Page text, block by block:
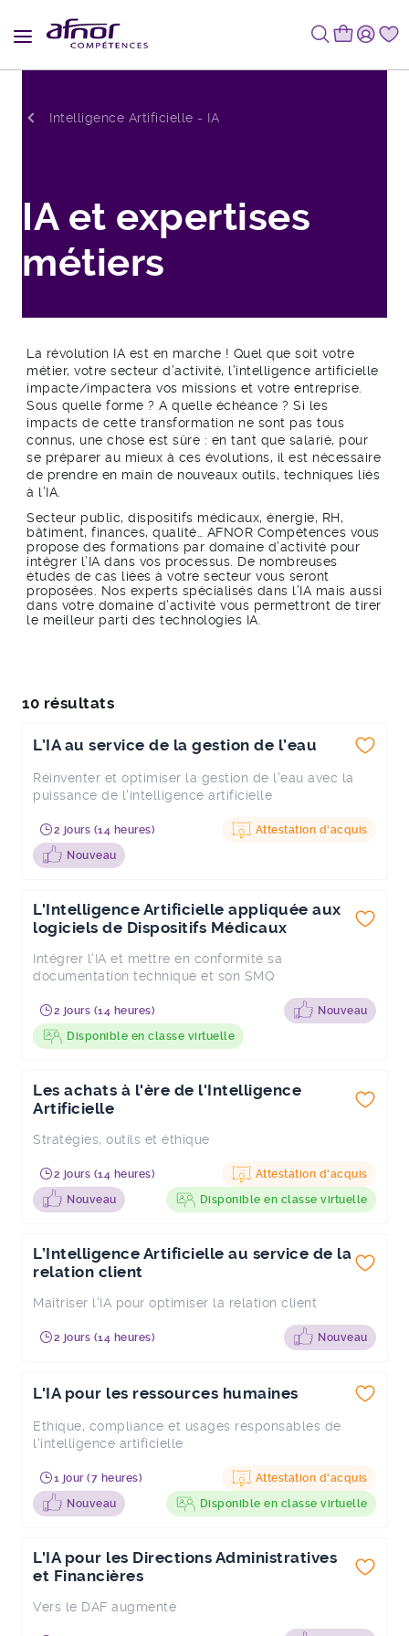
Intelligence Artificielle - IA
IA et expertises
métiers
La révolution IA est en marche ! Quel que soit votre
métier, votre secteur d’activité, l’intelligence artificielle
impacte/impactera vos missions et votre entreprise.
Sous quelle forme ? A quelle échéance ? Si les
impacts de cette transformation ne sont pas tous
connus, une chose est sûre : en tant que salarié, pour
se préparer au mieux à ces évolutions, il est nécessaire
de prendre en main de nouveaux outils, techniques liés
à l’IA.
Secteur public, dispositifs médicaux, énergie, RH,
bâtiment, finances, qualité… AFNOR Compétences vous
propose des formations par domaine d’activité pour
intégrer l’IA dans vos processus. De nombreuses
études de cas liées à votre secteur vous seront
proposées. Nos experts spécialisés dans l’IA mais aussi
dans votre domaine d’activité vous permettront de tirer
le meilleur parti des technologies IA.
10 résultats
L’IA au service de la gestion de l’eau
Réinventer et optimiser la gestion de l'eau avec la
puissance de l'intelligence artificielle
2 jours (14 heures)
Attestation d'acquis
Nouveau
L'Intelligence Artificielle appliquée aux
logiciels de Dispositifs Médicaux
Intégrer l'IA et mettre en conformité sa
documentation technique et son SMQ
2 jours (14 heures)
Nouveau
Disponible en classe virtuelle
Les achats à l'ère de l'Intelligence
Artificielle
Stratégies, outils et éthique
2 jours (14 heures)
Attestation d'acquis
Nouveau
Disponible en classe virtuelle
L’Intelligence Artificielle au service de la
relation client
Maîtriser l'IA pour optimiser la relation client
2 jours (14 heures) Nouveau
L'IA pour les ressources humaines
Ethique, compliance et usages responsables de
l'intelligence artificielle
1 jour (7 heures)
Attestation d'acquis
Nouveau
Disponible en classe virtuelle
L'IA pour les Directions Administratives
et Financières
Vers le DAF augmenté